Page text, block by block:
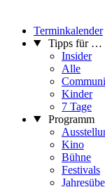
Terminkalender
Tipps für …
Insider
Alle
Kinder
7 Tage
Programm
Kino
Bühne
Festivals